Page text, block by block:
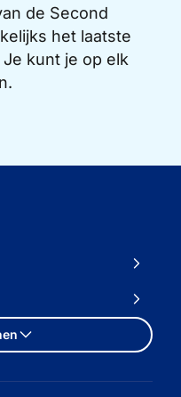
de Second
het laatste
kunt je op elk